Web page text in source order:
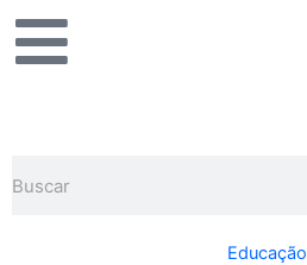
para
Educação